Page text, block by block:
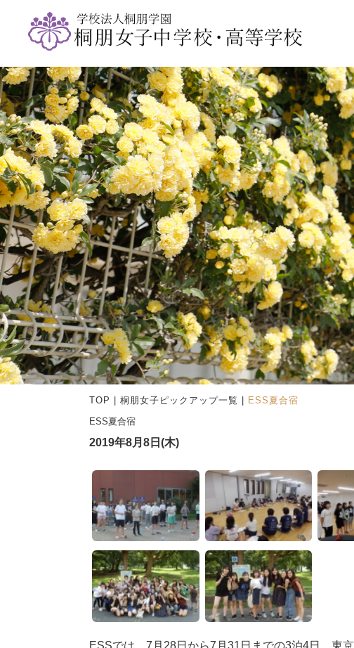
TOP | 桐朋女子ピックアップ一覧 | ESS夏合宿
ESS夏合宿
2019年8月8日(木)
ESSでは、7月28日から7月31日までの3泊4日、東